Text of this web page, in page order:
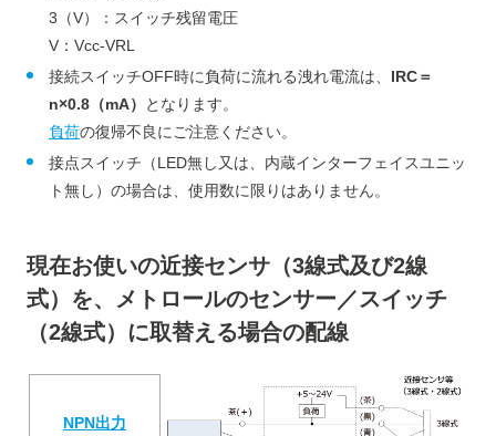
3（V）：スイッチ残留電圧
V：Vcc-VRL
接続スイッチOFF時に負荷に流れる洩れ電流は、 IRC＝
n×0.8（mA）
となります。
負荷の復帰不良にご注意ください。
接点スイッチ（LED無し又は、内蔵インターフェイスユニッ
ト無し）の場合は、使用数に限りはありません。
現在お使いの近接センサ（3線式及び2線
式）を、メトロールのセンサー／スイッチ
（2線式）に取替える場合の配線
NPN出力